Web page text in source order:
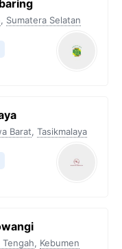
, Sumatera Selatan
Barat, Tasikmalaya
Tengah, Kebumen